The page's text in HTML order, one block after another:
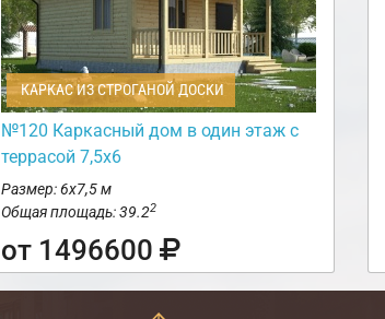
КАРКАС ИЗ СТРОГАНОЙ ДОСКИ
№120 Каркасный дом в один этаж с
террасой 7,5х6
Размер: 6х7,5 м
Общая площадь: 39.22
от 1496600